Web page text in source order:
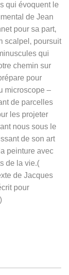
qui évoquent le
de Jean
pour sa part,
scalpel, poursuit
qui
chemin sur
pour
microscope –
de parcelles
les projeter
nous sous le
de son art
peinture avec
de la vie.(
de Jacques
pour